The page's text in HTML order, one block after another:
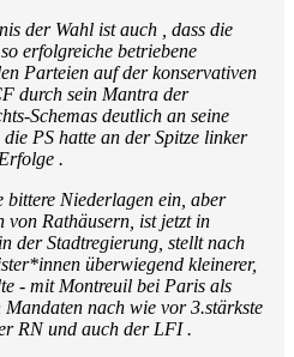
der Wahl ist auch , dass die
erfolgreiche betriebene
Parteien auf der konservativen
durch sein Mantra der
Schemas deutlich an seine
PS hatte an der Spitze linker
.
bittere Niederlagen ein, aber
von Rathäusern, ist jetzt in
der Stadtregierung, stellt nach
überwiegend kleinerer,
- mit Montreuil bei Paris als
nach wie vor 3.stärkste
RN und auch der LFI .